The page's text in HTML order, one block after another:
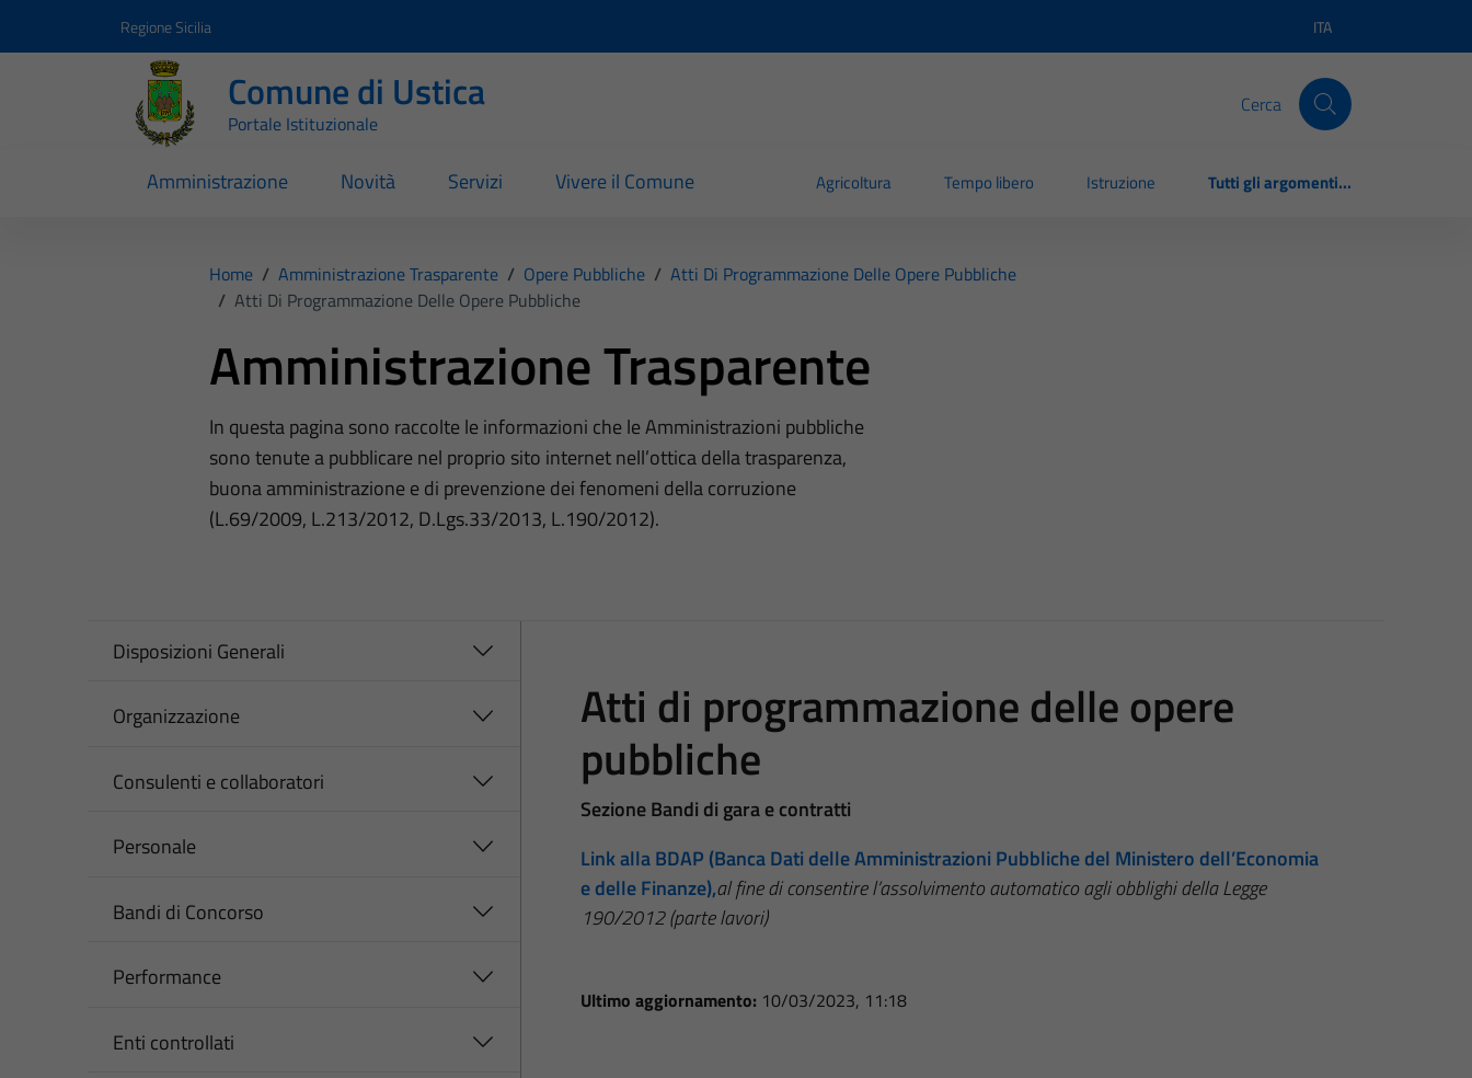
Regione Sicilia Lingua attiva:
ITA
Comune di Ustica
Portale Istituzionale
Cerca
Amministrazione Novità Servizi Vivere il Comune Agricoltura Tempo libero Istruzione Tutti gli argomenti...
Home / Amministrazione Trasparente / Opere Pubbliche / Atti Di Programmazione Delle Opere Pubbliche
/ Atti Di Programmazione Delle Opere Pubbliche
Amministrazione Trasparente
In questa pagina sono raccolte le informazioni che le Amministrazioni pubbliche
sono tenute a pubblicare nel proprio sito internet nell’ottica della trasparenza,
buona amministrazione e di prevenzione dei fenomeni della corruzione
(L.69/2009, L.213/2012, D.Lgs.33/2013, L.190/2012).
Disposizioni Generali
Organizzazione
Consulenti e collaboratori
Personale
Bandi di Concorso
Performance
Enti controllati
Atti di programmazione delle opere
pubbliche
Sezione Bandi di gara e contratti
Link alla BDAP (Banca Dati delle Amministrazioni Pubbliche del Ministero dell’Economia
e delle Finanze),al fine di consentire l’assolvimento automatico agli obblighi della Legge
190/2012 (parte lavori)
Ultimo aggiornamento: 10/03/2023, 11:18